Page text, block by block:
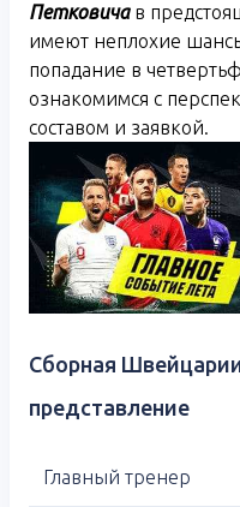
Петковичав
имеют неплохие
попадание в
ознакомимся с
составом и заявкой.
Сборная
представление
Главный тренер